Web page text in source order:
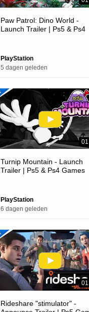
Paw Patrol: Dino World -
Launch Trailer | Ps5 & Ps4
PlayStation
5 dagen geleden
Turnip Mountain - Launch
Trailer | Ps5 & Ps4 Games
PlayStation
6 dagen geleden
Rideshare "stimulator" -